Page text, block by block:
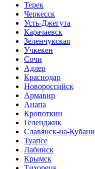
Терек
Черкесск
Усть-Джегута
Карачаевск
Зеленчукская
Учкекен
Сочи
Адлер
Краснодар
Новороссийск
Армавир
Анапа
Кропоткин
Геленджик
Славянск-на-Кубани
Туапсе
Лабинск
Крымск